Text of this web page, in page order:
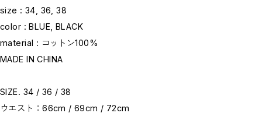
size : 34, 36, 38
color : BLUE, BLACK
material : コットン100%
MADE IN CHINA
SIZE. 34 / 36 / 38
ウエスト：66cm / 69cm / 72cm